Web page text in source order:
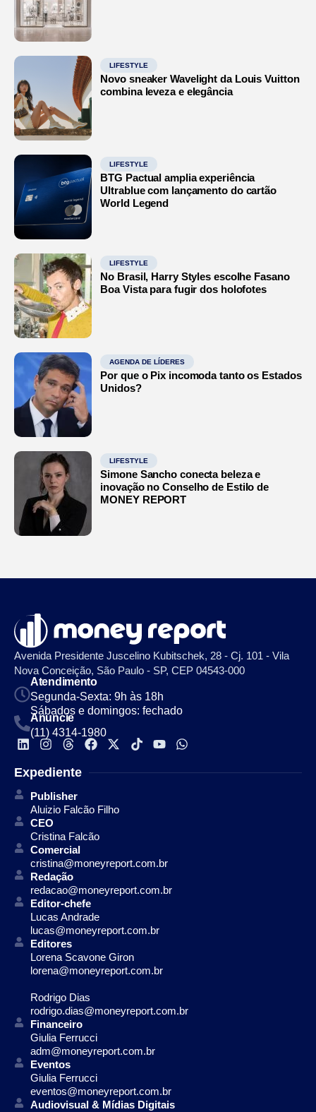
LIFESTYLE
Novo sneaker Wavelight da Louis Vuitton
combina leveza e elegância
LIFESTYLE
BTG Pactual amplia experiência
Ultrablue com lançamento do cartão
World Legend
LIFESTYLE
No Brasil, Harry Styles escolhe Fasano
Boa Vista para fugir dos holofotes
AGENDA DE LÍDERES
Por que o Pix incomoda tanto os Estados
Unidos?
LIFESTYLE
Simone Sancho conecta beleza e
inovação no Conselho de Estilo de
MONEY REPORT
Avenida Presidente Juscelino Kubitschek, 28 - Cj. 101 - Vila
Nova Conceição, São Paulo - SP, CEP 04543-000
Atendimento
Segunda-Sexta: 9h às 18h
Sábados e domingos: fechado
Anuncie
(11) 4314-1980
Expediente
Publisher
Aluizio Falcão Filho
CEO
Cristina Falcão
Comercial
cristina@moneyreport.com.br
Redação
redacao@moneyreport.com.br
Editor-chefe
Lucas Andrade
lucas@moneyreport.com.br
Editores
Lorena Scavone Giron
lorena@moneyreport.com.br
Rodrigo Dias
rodrigo.dias@moneyreport.com.br
Financeiro
Giulia Ferrucci
adm@moneyreport.com.br
Eventos
Giulia Ferrucci
eventos@moneyreport.com.br
Audiovisual & Mídias Digitais